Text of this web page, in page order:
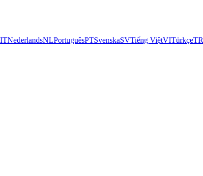
ITNederlandsNLPortuguêsPTSvenskaSVTiếng ViệtVITürkçeTR